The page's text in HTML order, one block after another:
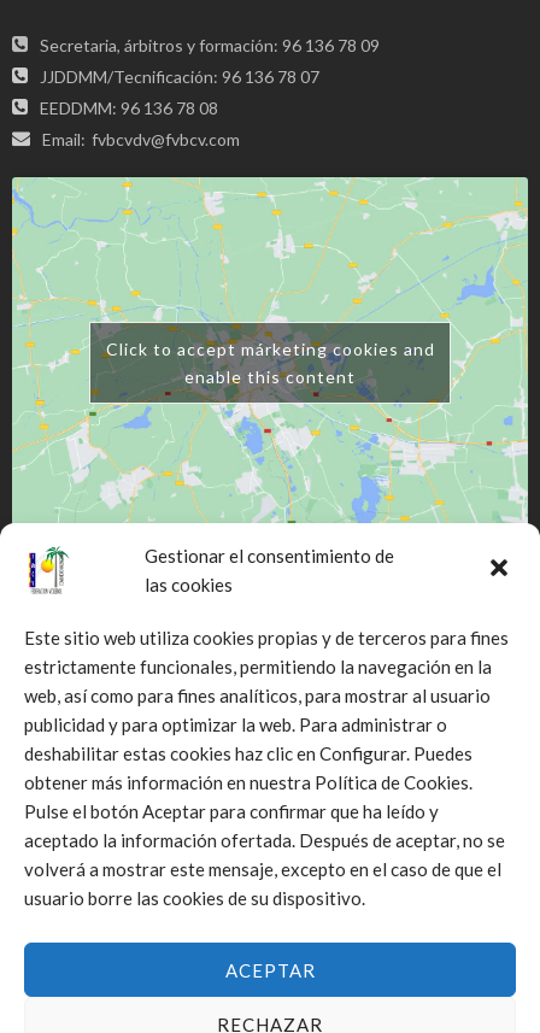
Gestionar el consentimiento de
las cookies
Este sitio web utiliza cookies propias y de terceros para fines
estrictamente funcionales, permitiendo la navegación en la
web, así como para fines analíticos, para mostrar al usuario
publicidad y para optimizar la web. Para administrar o
deshabilitar estas cookies haz clic en Configurar. Puedes
obtener más información en nuestra Política de Cookies.
Pulse el botón Aceptar para confirmar que ha leído y
aceptado la información ofertada. Después de aceptar, no se
volverá a mostrar este mensaje, excepto en el caso de que el
usuario borre las cookies de su dispositivo.
ACEPTAR
RECHAZAR
Secretaria, árbitros y formación: 96 136 78 09
JJDDMM/Tecnificación: 96 136 78 07
EEDDMM: 96 136 78 08
Email: fvbcvdv@fvbcv.com
Click to accept márketing cookies and
enable this content
Click to accept márketing cookies and
enable this content